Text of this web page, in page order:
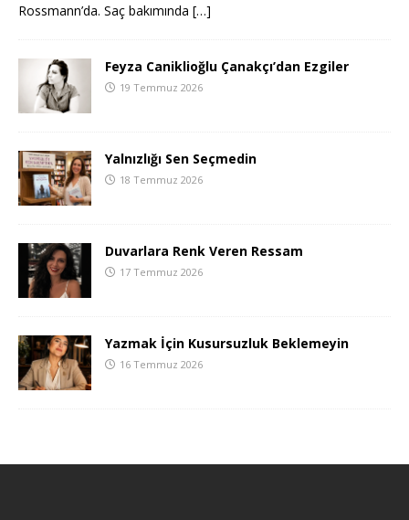
Rossmann’da. Saç bakımında […]
Feyza Caniklioğlu Çanakçı’dan Ezgiler
19 Temmuz 2026
Yalnızlığı Sen Seçmedin
18 Temmuz 2026
Duvarlara Renk Veren Ressam
17 Temmuz 2026
Yazmak İçin Kusursuzluk Beklemeyin
16 Temmuz 2026